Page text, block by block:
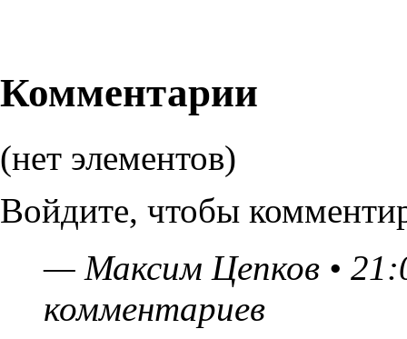
Комментарии
(нет элементов)
Войдите, чтобы
— Максим Цепков •
комментариев